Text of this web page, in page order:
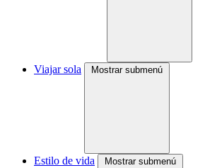
Viajar sola Mostrar submenú
Estilo de vida Mostrar submenú